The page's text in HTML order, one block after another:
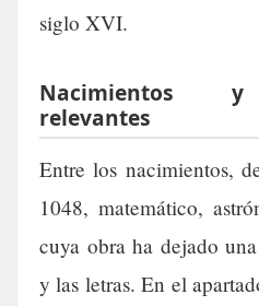
siglo XVI.
Nacimientos y
relevantes
Entre los nacimientos,
1048, matemático,
cuya obra ha dejado
y las letras. En el